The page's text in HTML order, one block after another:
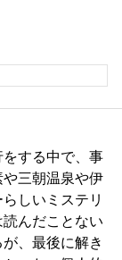
する中で、事
三朝温泉や伊
しいミステリ
んだことない
、最後に解き